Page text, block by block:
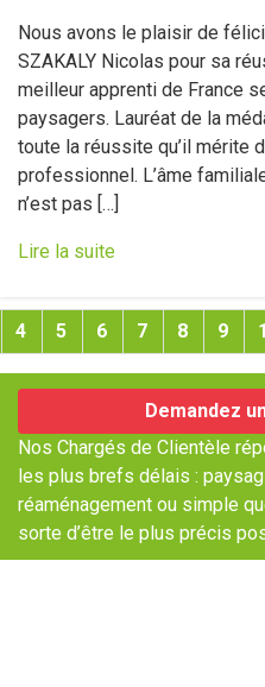
Nous avons le plaisir de
SZAKALY Nicolas pour sa
meilleur apprenti de France
paysagers. Lauréat de la
toute la réussite qu’il mérite
professionnel. L’âme
n’est pas […]
Lire la suite
4 5 6 7 8 9
Demandez
Nos Chargés de Clientèle
les plus brefs délais :
réaménagement ou simple
sorte d’être le plus précis